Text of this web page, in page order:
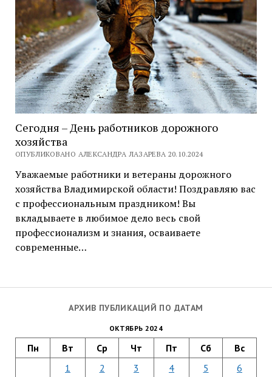
АРХИВ ПУБЛИКАЦИЙ ПО ДАТАМ
ОКТЯБРЬ 2024
Пн Вт Ср Чт Пт Сб Вс
1 2 3 4 5
6
Сегодня – День работников дорожного
хозяйства
ОПУБЛИКОВАНО АЛЕКСАНДРА ЛАЗАРЕВА 20.10.2024
Уважаемые работники и ветераны дорожного
хозяйства Владимирской области! Поздравляю вас
с профессиональным праздником! Вы
вкладываете в любимое дело весь свой
профессионализм и знания, осваиваете
современные…